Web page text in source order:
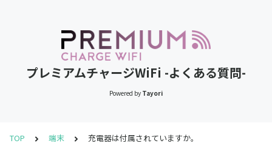
プレミアムチャージWiFi -よくある質問-
Powered by Tayori
TOP 端末 充電器は付属されていますか。